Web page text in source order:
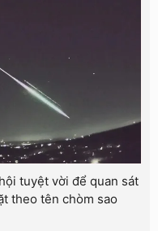
tuyệt vời để quan sát
theo tên chòm sao